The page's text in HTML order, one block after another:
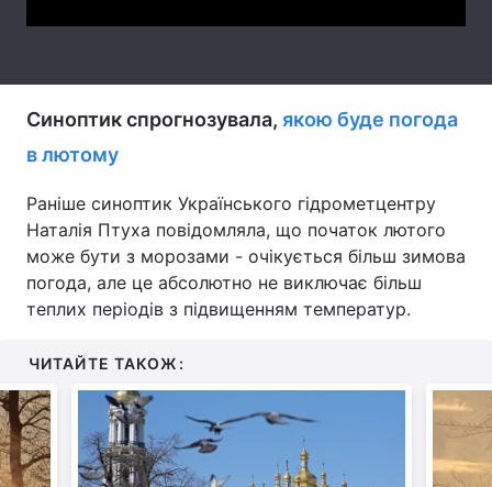
Тема оформлення
Синоптик спрогнозувала, якою буде погода
в лютому
Раніше синоптик Українського гідрометцентру
Наталія Птуха повідомляла, що початок лютого
може бути з морозами - очікується більш зимова
погода, але це абсолютно не виключає більш
теплих періодів з підвищенням температур.
ЧИТАЙТЕ ТАКОЖ: